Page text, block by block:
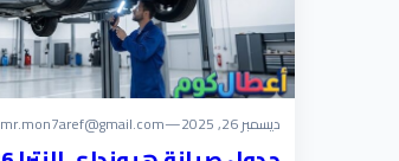
ديسمبر 26, 2025 —
mr.mon7aref@gmail.com